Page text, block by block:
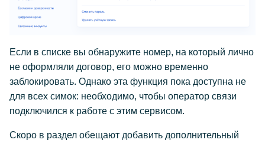
Если в списке вы обнаружите номер, на который лично
не оформляли договор, его можно временно
заблокировать. Однако эта функция пока доступна не
для всех симок: необходимо, чтобы оператор связи
подключился к работе с этим сервисом.
Скоро в раздел обещают добавить дополнительный